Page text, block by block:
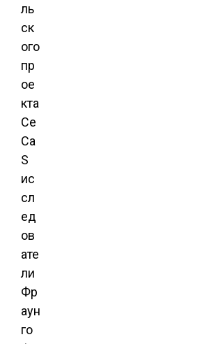
ль
ск
ого
пр
ое
кта
Ce
Ca
S
ис
сл
ед
ов
ате
ли
Фр
аун
го